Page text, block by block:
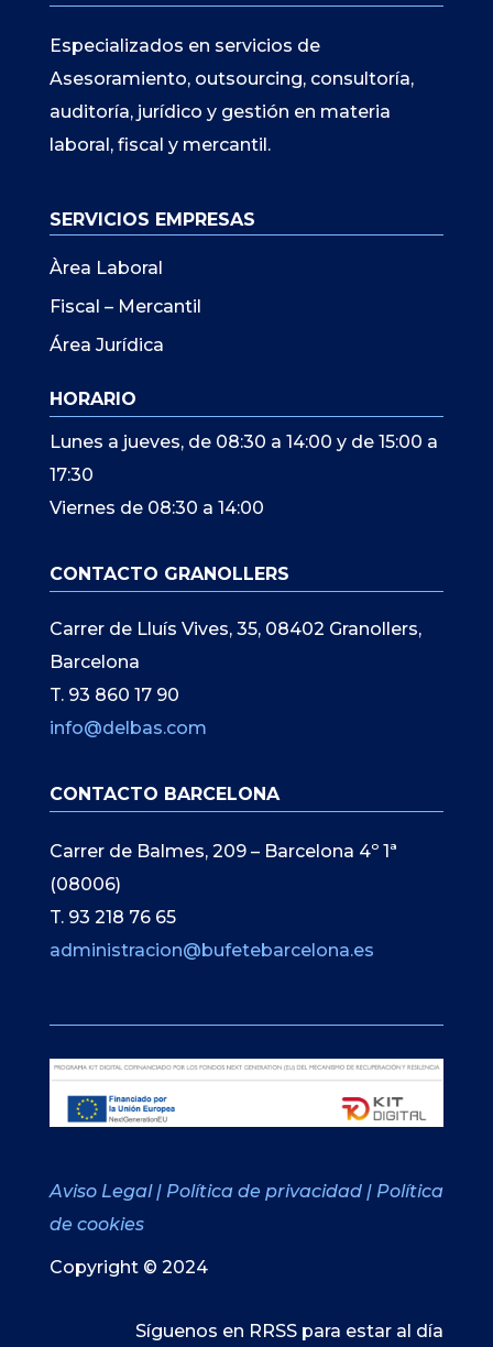
Especializados en servicios de
Asesoramiento, outsourcing, consultoría,
auditoría, jurídico y gestión en materia
laboral, fiscal y mercantil.
SERVICIOS EMPRESAS
Àrea Laboral
Fiscal – Mercantil
Área Jurídica
HORARIO
Lunes a jueves, de 08:30 a 14:00 y de 15:00 a
17:30
Viernes de 08:30 a 14:00
CONTACTO GRANOLLERS
Carrer de Lluís Vives, 35, 08402 Granollers,
Barcelona
T. 93 860 17 90
info@delbas.com
CONTACTO BARCELONA
Carrer de Balmes, 209 – Barcelona 4º 1ª
(08006)
T. 93 218 76 65
administracion@bufetebarcelona.es
Aviso Legal | Política de privacidad | Política
de cookies
Copyright © 2024
Síguenos en RRSS para estar al día